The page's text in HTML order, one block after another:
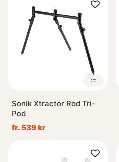
Sonik Xtractor Rod Tri-
Pod
fr. 539 kr